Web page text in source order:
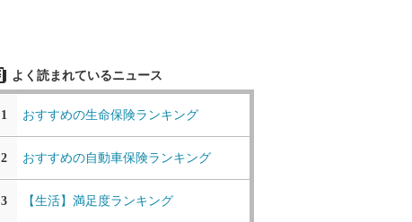
よく読まれているニュース
1 おすすめの生命保険ランキング
2 おすすめの自動車保険ランキング
3 【生活】満足度ランキング